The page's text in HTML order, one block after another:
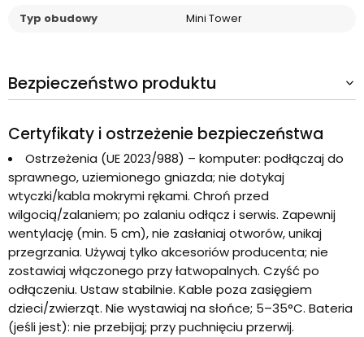
Typ obudowy
Mini Tower
Bezpieczeństwo produktu
Certyfikaty i ostrzeżenie bezpieczeństwa
Ostrzeżenia (UE 2023/988) – komputer: podłączaj do
sprawnego, uziemionego gniazda; nie dotykaj
wtyczki/kabla mokrymi rękami. Chroń przed
wilgocią/zalaniem; po zalaniu odłącz i serwis. Zapewnij
wentylację (min. 5 cm), nie zasłaniaj otworów, unikaj
przegrzania. Używaj tylko akcesoriów producenta; nie
zostawiaj włączonego przy łatwopalnych. Czyść po
odłączeniu. Ustaw stabilnie. Kable poza zasięgiem
dzieci/zwierząt. Nie wystawiaj na słońce; 5–35°C. Bateria
(jeśli jest): nie przebijaj; przy puchnięciu przerwij.